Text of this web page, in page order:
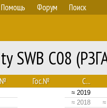
Помощь Форум Поиск
SWB C08
№ Гос.№ С...
≈ 2019
≈ 2018